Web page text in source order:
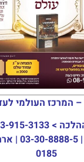
המרכז העולמי
>
03-915-3133
0185